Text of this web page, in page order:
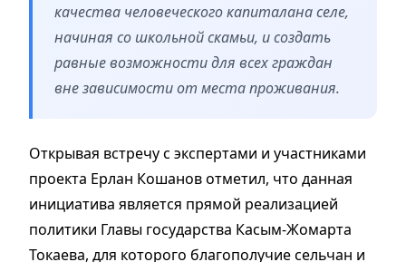
качества человеческого капиталана селе,
начиная со школьной скамьи, и создать
равные возможности для всех граждан
вне зависимости от места проживания.
Открывая встречу с экспертами и участниками
проекта Ерлан Кошановотметил, что данная
инициатива является прямой реализацией
политики Главы государства Касым-Жомарта
Токаева, для которого благополучие сельчан и